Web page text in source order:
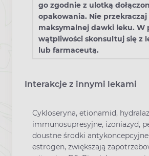
go zgodnie z ulotką
opakowania. Nie przekraczaj
maksymalnej dawki leku. W
wątpliwości skonsultuj się z
lub farmaceutą.
Interakcje z innymi lekami
Cykloseryna, etionamid,
immunosupresyjne, izoniazyd,
doustne środki
estrogen, zwiększają